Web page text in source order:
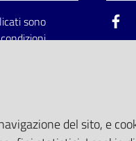
sono
del sito, e